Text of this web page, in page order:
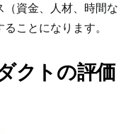
（資金、人材、時間な
ことになります。
クトの評価